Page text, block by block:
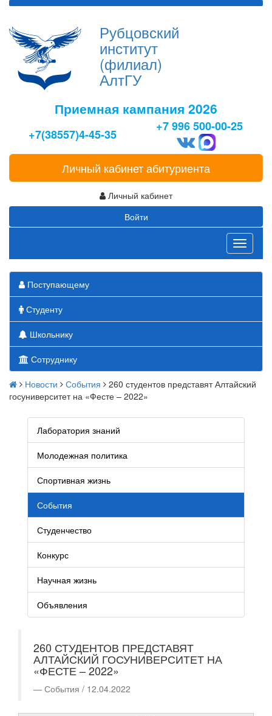
Рубцовский
институт
(филиал)
АлтГУ
Приемная кампания 2026
+7(38557)4-45-35
+7 996 500-00-25
Личный кабинет абитуриента
Личный кабинет
Войти
Toggle
Поступающему
Студенту
Школьнику
Сотруднику
Новости События
260 студентов представят Алтайский
госуниверситет на «Фесте – 2022»
Лаборатория знаний
Молодежная политика
Спортивная жизнь
События
Студенчество
Конкурс
Научная жизнь
Объявления
260 СТУДЕНТОВ ПРЕДСТАВЯТ
АЛТАЙСКИЙ ГОСУНИВЕРСИТЕТ НА
«ФЕСТЕ – 2022»
События / 12.04.2022